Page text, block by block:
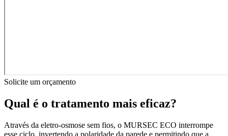
Solicite um orçamento
Qual é o tratamento mais eficaz?
Através da eletro-osmose sem fios, o MURSEC ECO interrompe